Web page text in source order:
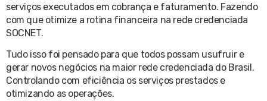
serviços executados em cobrança e faturamento. Fazendo
com que otimize a rotina financeira na rede credenciada
SOCNET.
Tudo isso foi pensado para que todos possam usufruir e
gerar novos negócios na maior rede credenciada do Brasil.
Controlando com eficiência os serviços prestados e
otimizando as operações.